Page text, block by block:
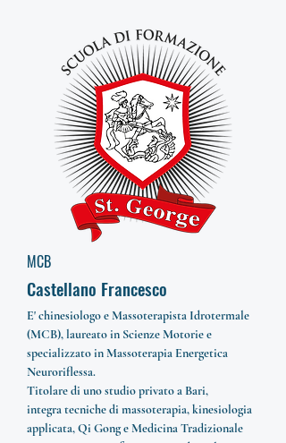
MCB
Castellano Francesco
E' chinesiologo e Massoterapista Idrotermale
(MCB), laureato in Scienze Motorie e
specializzato in Massoterapia Energetica
Neuroriflessa.
Titolare di uno studio privato a Bari,
integra tecniche di massoterapia, kinesiologia
applicata, Qi Gong e Medicina Tradizionale